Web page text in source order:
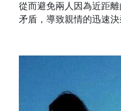
從而避免兩人因為近距
矛盾，導致親情的迅速決